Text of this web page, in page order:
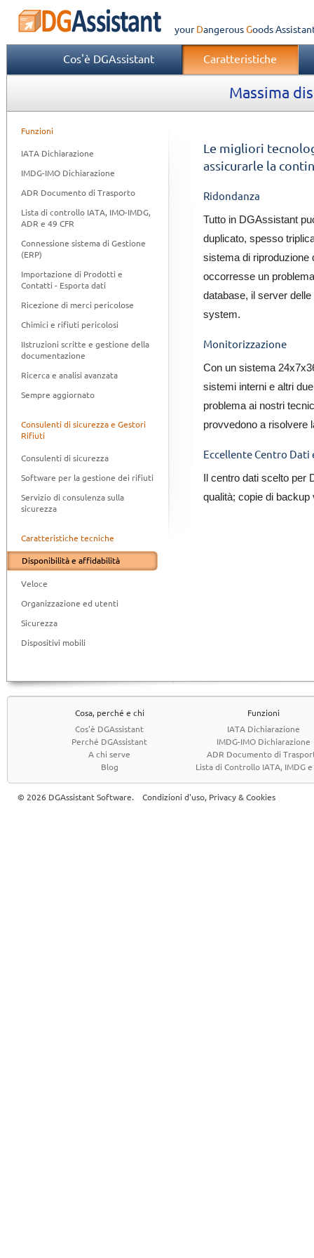
your Dangerous Goods
Cos'è DGAssistant Caratteristiche
Massima
Funzioni
IATA Dichiarazione
IMDG-IMO Dichiarazione
ADR Documento di Trasporto
Lista di controllo IATA, IMO-IMDG,
ADR e 49 CFR
Connessione sistema di Gestione
(ERP)
Importazione di Prodotti e
Contatti - Esporta dati
Ricezione di merci pericolose
Chimici e rifiuti pericolosi
IIstruzioni scritte e gestione della
documentazione
Ricerca e analisi avanzata
Sempre aggiornato
Consulenti di sicurezza e Gestori
Rifiuti
Consulenti di sicurezza
Software per la gestione dei rifiuti
Servizio di consulenza sulla
sicurezza
Caratteristiche tecniche
Disponibilità e affidabilità
Veloce
Organizzazione ed utenti
Sicurezza
Dispositivi mobili
Le migliori
assicurarle la
Ridondanza
Tutto in DGAssistant
duplicato, spesso
sistema di riproduzione
occorresse un
database, il server
system.
Monitorizzazione
Con un sistema
sistemi interni e altri
problema ai nostri
provvedono a risolvere
Eccellente Centro Dati
Il centro dati scelto
qualità; copie di backup
Cosa, perché e chi
Cos'è DGAssistant
Perché DGAssistant
A chi serve
Blog
Funzioni
IATA Dichiarazione
IMDG-IMO Dichiarazione
ADR Documento di
Lista di Controllo IATA, IMDG e
© 2026 DGAssistant Software. Condizioni d'uso, Privacy & Cookies